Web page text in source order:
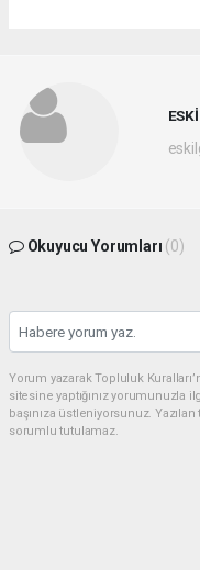
Okuyucu Yorumları (0)
Yorum yazarak Topluluk
sitesine yaptığınız yorumunuzla
başınıza üstleniyorsunuz.
sorumlu tutulamaz.